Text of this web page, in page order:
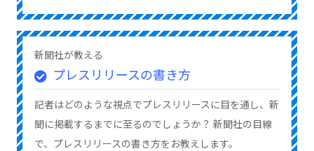
新聞社が教える
プレスリリースの書き方
記者はどのような視点でプレスリリースに目を通し、新
聞に掲載するまでに至るのでしょうか？ 新聞社の目線
で、プレスリリースの書き方をお教えします。